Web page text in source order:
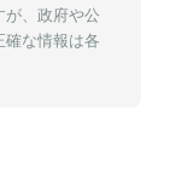
が、政府や公
確な情報は各